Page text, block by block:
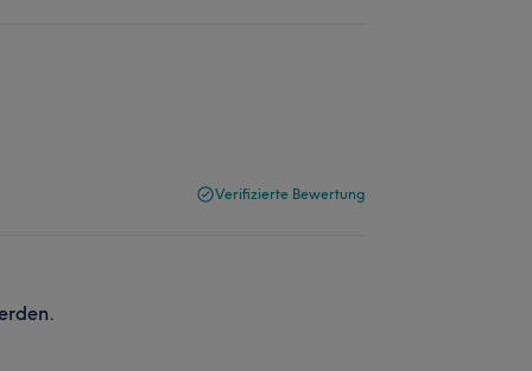
Verifizierte Bewertung